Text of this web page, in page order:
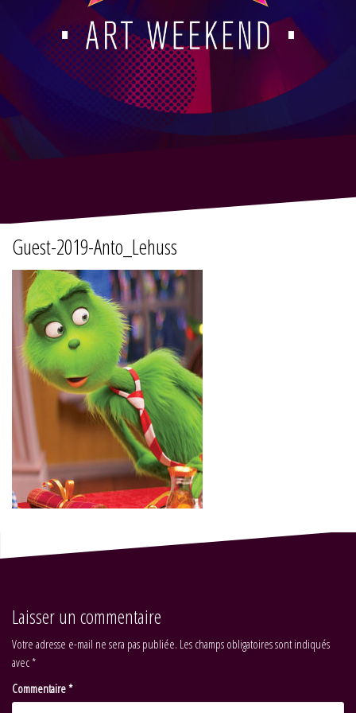
Guest-2019-Anto_Lehuss
Laisser un commentaire
Votre adresse e-mail ne sera pas publiée. Les champs obligatoires sont indiqués
avec*
Commentaire*